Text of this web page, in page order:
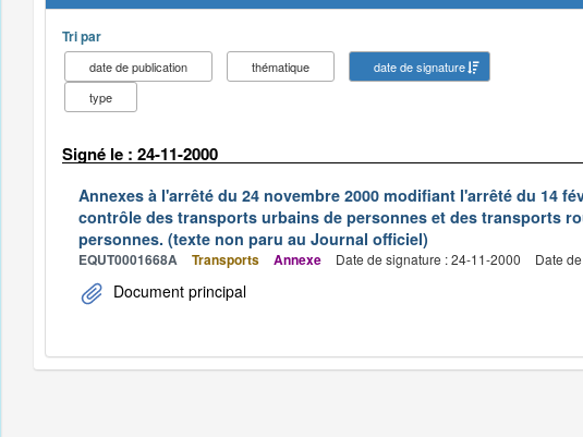
Tri par
date de publication thématique
date de signature
type
Signé le : 24-11-2000
Annexes à l'arrêté du 24 novembre 2000 modifiant l'arrêté du 14
contrôle des transports urbains de personnes et des transports
personnes. (texte non paru au Journal officiel)
EQUT0001668A Transports Annexe Date de signature : 24-11-2000 Date
Document principal